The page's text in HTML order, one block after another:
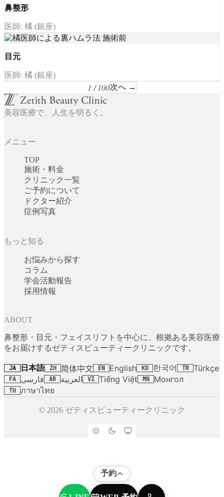
鼻整形
医師: 橘 (銀座)
目元
医師: 橘 (銀座)
1 / 100次へ →
美容医療で、人生を明るく。
メニュー
TOP
施術・料金
クリニック一覧
ご予約について
ドクター紹介
症例写真
もっと知る
お悩みから探す
コラム
学会活動報告
採用情報
ABOUT
鼻整形・目元・フェイスリフトを中心に、根拠ある美容医療
をお届けするゼティスビューティークリニックです。
JA 日本語 ZH 简体中文 EN English KO 한국어 TR Türkçe
FA فارسی AR العربية VI Tiếng Việt MN Монгол
TH ภาษาไทย
© 2026 ゼティスビューティークリニック
予約